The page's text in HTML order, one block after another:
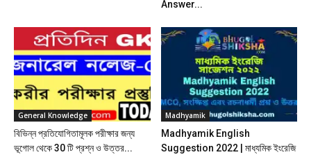
Answer...
General Knowledge
বিভিন্ন প্রতিযোগিতামূলক পরীক্ষার জন্য
ভূগোল থেকে 30 টি প্রশ্ন ও উত্তর...
Madhyamik
Madhyamik English
Suggestion 2022 | মাধ্যমিক ইংরেজি